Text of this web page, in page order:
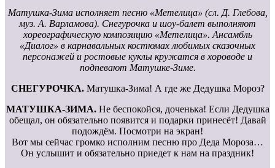
Матушка-Зима исполняет песню «Метелица» (сл. Д. Глебова,
муз. А. Варламова). Снегурочка и шоу-балет выполняют
хореографическую композицию «Метелица». Ансамбль
«Диалог» в карнавальных костюмах любимых сказочных
персонажей и ростовые куклы кружатся в хороводе и
подпевают Матушке-Зиме.
СНЕГУРОЧКА.Матушка-Зима! А где же Дедушка Мороз?
МАТУШКА-ЗИМА.Не беспокойся, доченька! Если Дедушка
обещал, он обязательно появится и подарки принесёт! Давай
подождём. Посмотри на экран!
Вот мы сейчас громко исполним песню про Деда Мороза…
Он услышит и обязательно приедет к нам на праздник!